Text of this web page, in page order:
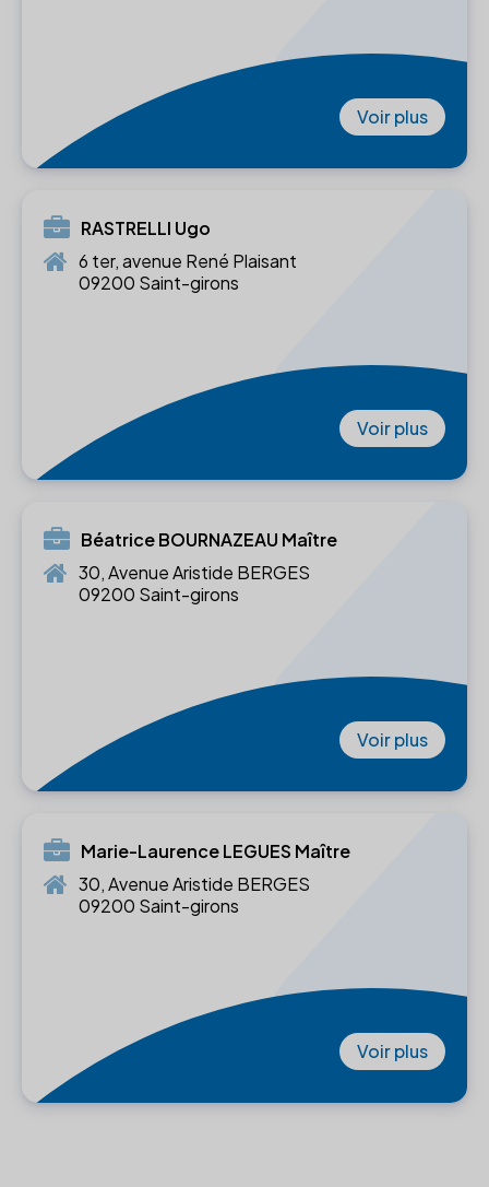
Voir plus
RASTRELLI Ugo
6 ter, avenue René Plaisant
09200 Saint-girons
Voir plus
Béatrice BOURNAZEAU Maître
30, Avenue Aristide BERGES
09200 Saint-girons
Voir plus
Marie-Laurence LEGUES Maître
30, Avenue Aristide BERGES
09200 Saint-girons
Voir plus